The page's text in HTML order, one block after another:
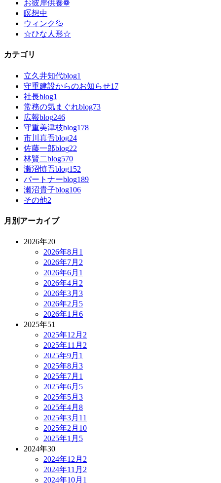
お彼岸供養❁
瞑想中
ウィンク💦
☆ひな人形☆
カテゴリ
立久井知代blog1
守重建設からのお知らせ17
社長blog1
常務の気まぐれblog73
広報blog246
守重美津枝blog178
市川真吾blog24
佐藤一郎blog22
林賢二blog570
瀬沼慎吾blog152
パートナーblog189
瀬沼貴子blog106
その他2
月別アーカイブ
2026年20
2026年8月 1
2026年7月 2
2026年6月 1
2026年4月 2
2026年3月 3
2026年2月 5
2026年1月 6
2025年51
2025年12月 2
2025年11月 2
2025年9月 1
2025年8月 3
2025年7月 1
2025年6月 5
2025年5月 3
2025年4月 8
2025年3月 11
2025年2月 10
2025年1月 5
2024年30
2024年12月 2
2024年11月 2
2024年10月 1